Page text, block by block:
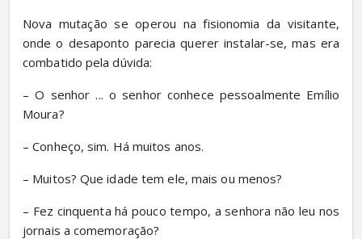
Nova mutação se operou na fisionomia da visitante,
onde o desaponto parecia querer instalar-se, mas era
combatido pela dúvida:
– O senhor ... o senhor conhece pessoalmente Emílio
Moura?
– Conheço, sim. Há muitos anos.
– Muitos? Que idade tem ele, mais ou menos?
– Fez cinquenta há pouco tempo, a senhora não leu nos
jornais a comemoração?